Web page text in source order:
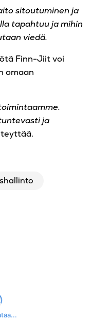
sitoutuminen ja
tapahtuu ja mihin
viedä.
Finn-Jiit voi
omaan
ja